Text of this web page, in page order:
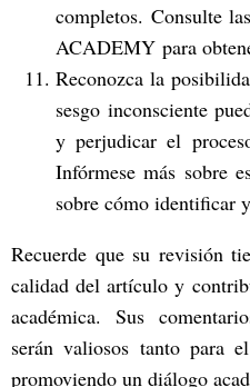
completos. Consulte
ACADEMY para
Reconozca la
sesgo inconsciente
y perjudicar el
Infórmese más sobre
sobre cómo identificar
Recuerde que su revisión
calidad del artículo y
académica. Sus
serán valiosos tanto para
promoviendo un diálogo